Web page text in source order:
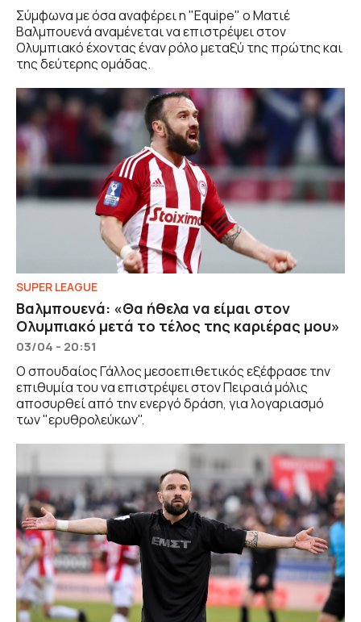
Σύμφωνα με όσα αναφέρει η "Equipe" ο Ματιέ
Βαλμπουενά αναμένεται να επιστρέψει στον
Ολυμπιακό έχοντας έναν ρόλο μεταξύ της πρώτης και
της δεύτερης ομάδας.
SUPER LEAGUE
Βαλμπουενά: «Θα ήθελα να είμαι στον
Ολυμπιακό μετά το τέλος της καριέρας μου»
03/04 - 20:51
Ο σπουδαίος Γάλλος μεσοεπιθετικός εξέφρασε την
επιθυμία του να επιστρέψει στον Πειραιά μόλις
αποσυρθεί από την ενεργό δράση, για λογαριασμό
των "ερυθρολεύκων".